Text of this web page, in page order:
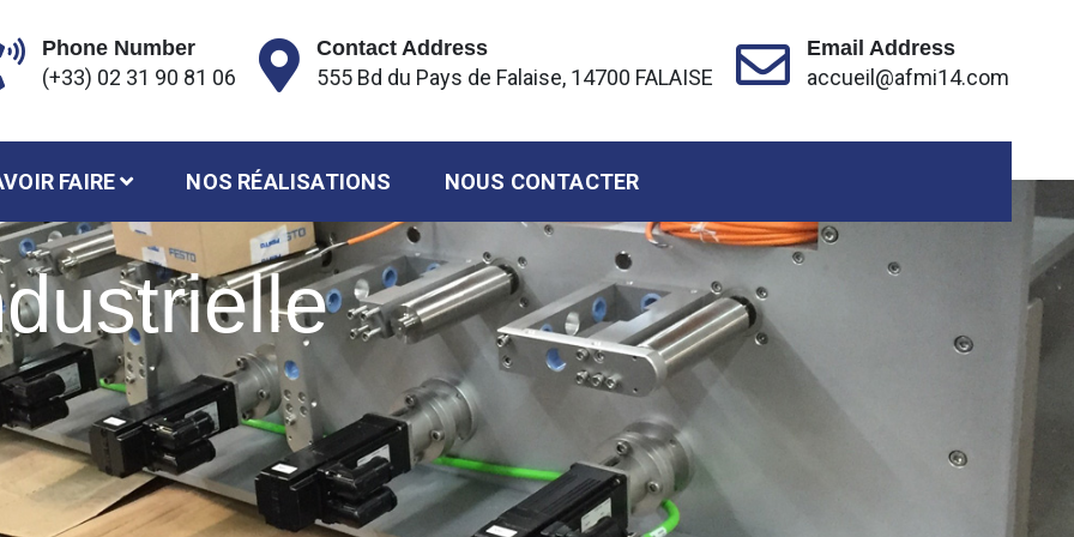
Phone Number
(+33) 02 31 90 81 06
Contact Address
555 Bd du Pays de Falaise, 14700 FALAISE
Email Address
accueil@afmi14.com
FAIRE NOS RÉALISATIONS NOUS CONTACTER